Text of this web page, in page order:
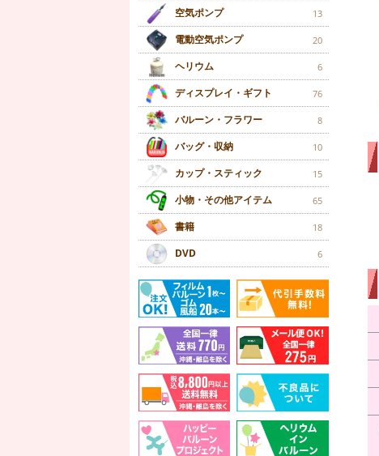
空気ポンプ 13
電動空気ポンプ 20
ヘリウム 6
ディスプレイ・ギフト 76
バルーン・フラワー 8
バッグ・収納 10
カップ・スティック 15
小物・その他アイテム 65
書籍 18
DVD 6